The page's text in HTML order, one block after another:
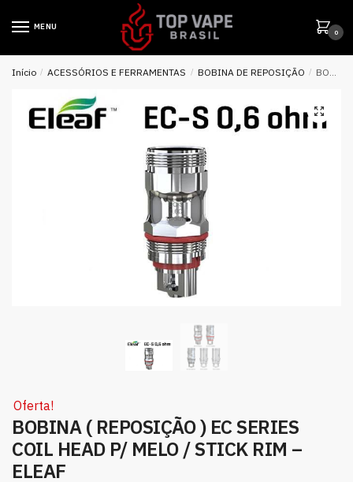
MENU
0
Início / ACESSÓRIOS E FERRAMENTAS / BOBINA DE REPOSIÇÃO / BOBINA ( REPOSIÇÃO ) EC SERIES COIL HEAD P/ MELO / STICK RIM – ELEAF
Oferta!
BOBINA ( REPOSIÇÃO ) EC SERIES
COIL HEAD P/ MELO / STICK RIM –
ELEAF